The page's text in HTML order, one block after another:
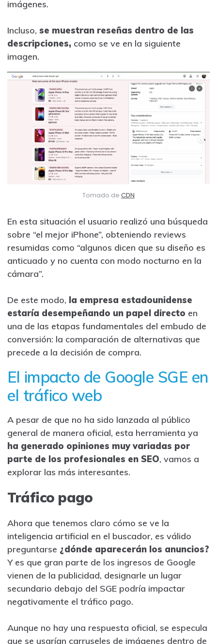
imágenes.
Incluso, se muestran reseñas dentro de las
descripciones, como se ve en la siguiente
imagen.
Tomado de CDN
En esta situación el usuario realizó una búsqueda
sobre “el mejor iPhone”, obteniendo reviews
resumidas como “algunos dicen que su diseño es
anticuado y no cuenta con modo nocturno en la
cámara”.
De este modo, la empresa estadounidense
estaría desempeñando un papel directo en
una de las etapas fundamentales del embudo de
conversión: la comparación de alternativas que
precede a la decisión de compra.
El impacto de Google SGE en
el tráfico web
A pesar de que no ha sido lanzada al público
general de manera oficial, esta herramienta ya
ha generado opiniones muy variadas por
parte de los profesionales en SEO, vamos a
explorar las más interesantes.
Tráfico pago
Ahora que tenemos claro cómo se ve la
inteligencia artificial en el buscador, es válido
preguntarse ¿dónde aparecerán los anuncios?
Y es que gran parte de los ingresos de Google
vienen de la publicidad, designarle un lugar
secundario debajo del SGE podría impactar
negativamente el tráfico pago.
Aunque no hay una respuesta oficial, se especula
que se usarían carruseles de imágenes dentro de